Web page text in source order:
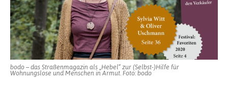
bodo – das Straßenmagazin als „Hebel“ zur (Selbst-)Hilfe für
Wohnungslose und Menschen in Armut. Foto: bodo